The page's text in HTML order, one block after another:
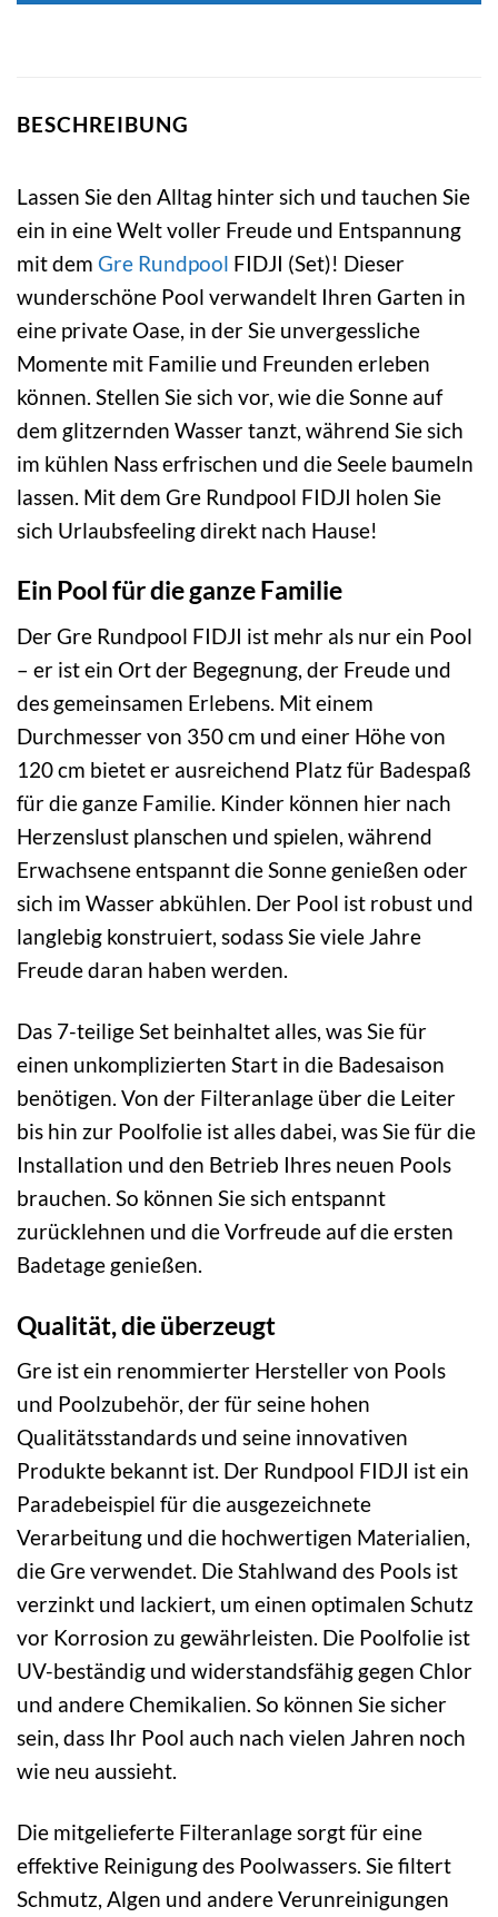
BESCHREIBUNG
Lassen Sie den Alltag hinter sich und tauchen Sie
ein in eine Welt voller Freude und Entspannung
mit dem Gre Rundpool FIDJI (Set)! Dieser
wunderschöne Pool verwandelt Ihren Garten in
eine private Oase, in der Sie unvergessliche
Momente mit Familie und Freunden erleben
können. Stellen Sie sich vor, wie die Sonne auf
dem glitzernden Wasser tanzt, während Sie sich
im kühlen Nass erfrischen und die Seele baumeln
lassen. Mit dem Gre Rundpool FIDJI holen Sie
sich Urlaubsfeeling direkt nach Hause!
Ein Pool für die ganze Familie
Der Gre Rundpool FIDJI ist mehr als nur ein Pool
– er ist ein Ort der Begegnung, der Freude und
des gemeinsamen Erlebens. Mit einem
Durchmesser von 350 cm und einer Höhe von
120 cm bietet er ausreichend Platz für Badespaß
für die ganze Familie. Kinder können hier nach
Herzenslust planschen und spielen, während
Erwachsene entspannt die Sonne genießen oder
sich im Wasser abkühlen. Der Pool ist robust und
langlebig konstruiert, sodass Sie viele Jahre
Freude daran haben werden.
Das 7-teilige Set beinhaltet alles, was Sie für
einen unkomplizierten Start in die Badesaison
benötigen. Von der Filteranlage über die Leiter
bis hin zur Poolfolie ist alles dabei, was Sie für die
Installation und den Betrieb Ihres neuen Pools
brauchen. So können Sie sich entspannt
zurücklehnen und die Vorfreude auf die ersten
Badetage genießen.
Qualität, die überzeugt
Gre ist ein renommierter Hersteller von Pools
und Poolzubehör, der für seine hohen
Qualitätsstandards und seine innovativen
Produkte bekannt ist. Der Rundpool FIDJI ist ein
Paradebeispiel für die ausgezeichnete
Verarbeitung und die hochwertigen Materialien,
die Gre verwendet. Die Stahlwand des Pools ist
verzinkt und lackiert, um einen optimalen Schutz
vor Korrosion zu gewährleisten. Die Poolfolie ist
UV-beständig und widerstandsfähig gegen Chlor
und andere Chemikalien. So können Sie sicher
sein, dass Ihr Pool auch nach vielen Jahren noch
wie neu aussieht.
Die mitgelieferte Filteranlage sorgt für eine
effektive Reinigung des Poolwassers. Sie filtert
Schmutz, Algen und andere Verunreinigungen